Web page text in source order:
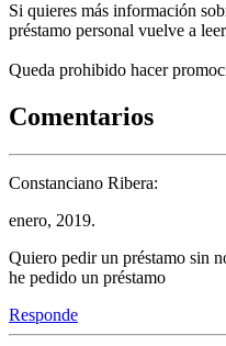
Si quieres más información
préstamo personal vuelve a
Queda prohibido hacer
Comentarios
Constanciano Ribera:
enero, 2019.
Quiero pedir un préstamo sin
he pedido un préstamo
Responde